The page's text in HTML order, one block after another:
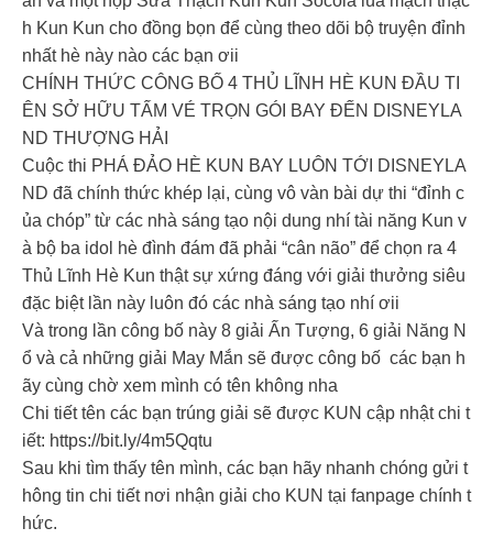
h Kun Kun cho đồng bọn để cùng theo dõi bộ truyện đỉnh
nhất hè này nào các bạn ơii
CHÍNH THỨC CÔNG BỐ 4 THỦ LĨNH HÈ KUN ĐẦU TI
ÊN SỞ HỮU TẤM VÉ TRỌN GÓI BAY ĐẾN DISNEYLA
ND THƯỢNG HẢI
Cuộc thi PHÁ ĐẢO HÈ KUN BAY LUÔN TỚI DISNEYLA
ND đã chính thức khép lại, cùng vô vàn bài dự thi “đỉnh c
ủa chóp” từ các nhà sáng tạo nội dung nhí tài năng Kun v
à bộ ba idol hè đình đám đã phải “cân não” để chọn ra 4
Thủ Lĩnh Hè Kun thật sự xứng đáng với giải thưởng siêu
đặc biệt lần này luôn đó các nhà sáng tạo nhí ơii
Và trong lần công bố này 8 giải Ấn Tượng, 6 giải Năng N
ổ và cả những giải May Mắn sẽ được công bố các bạn h
ãy cùng chờ xem mình có tên không nha
Chi tiết tên các bạn trúng giải sẽ được KUN cập nhật chi t
iết: https://bit.ly/4m5Qqtu
Sau khi tìm thấy tên mình, các bạn hãy nhanh chóng gửi t
hông tin chi tiết nơi nhận giải cho KUN tại fanpage chính t
hức.